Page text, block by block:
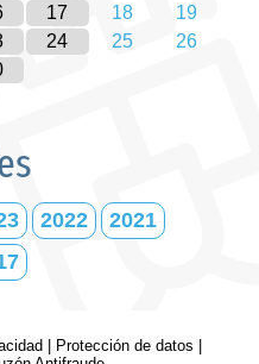
17 18
19
24 25
26
2022
2021
Protección de datos